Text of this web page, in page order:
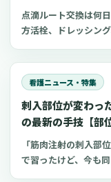
点滴ルート交換は何
方活栓、ドレッシン
看護ニュース・特集
刺入部位が変わっ
の最新の手技【部
「筋肉注射の刺入部
で習ったけど、今も